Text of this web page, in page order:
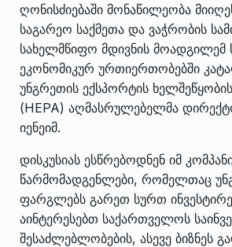
ღონისძიებაში მონაწილეობა
საგარეო საქმეთა და ვაჭრობის
სახელმწიფო მდივნის მოადგილემ
ეკონომიკურ ურთიერთობებში
უნგრეთის ექსპორტის
(HEPA) აღმასრულებელმა
იენეიმ.
დისკუსიას ესწრებოდნენ იმ
წარმომადგენლები, რომელთაც
ფარგლებს გარეთ სურთ
აინტერესებთ საქართველოს
შესაძლებლობების, ასევე ბიზნეს